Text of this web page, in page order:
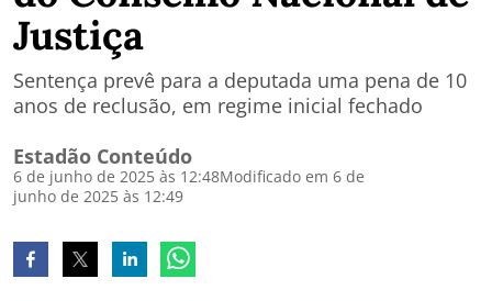
Justiça
Sentença prevê para a deputada uma pena de 10
anos de reclusão, em regime inicial fechado
Estadão Conteúdo
6 de junho de 2025 às 12:48Modificado em 6 de
junho de 2025 às 12:49